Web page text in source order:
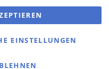
EINSTELLUNGEN